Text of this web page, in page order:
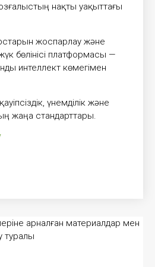
нақты уақыттағы
жоспарлау және
бөлінісі платформасы —
интеллект көмегімен
үнемділік және
жаңа стандарттары.